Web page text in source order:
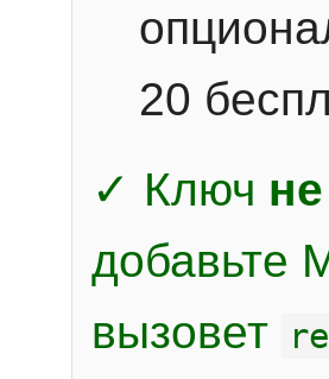
20
✓ Ключ
добавьте
вызовет